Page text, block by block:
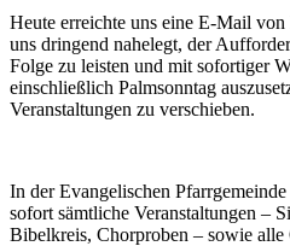
Heute erreichte uns eine E-Mail
uns dringend nahelegt, der
Folge zu leisten und mit sofortiger
einschließlich Palmsonntag
Veranstaltungen zu verschieben.
In der Evangelischen
sofort sämtliche Veranstaltungen –
Bibelkreis, Chorproben – sowie